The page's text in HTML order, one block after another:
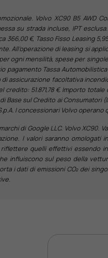
Volvo XC90 B5 AWD
su strada incluse, IPT
€, Tasso Fisso Leasing
All’operazione di leasing si
ogni mensilità, spese per
pagamento Tassa
assicurazione facoltativa
credito: 51.871,78 €. Importo
Base sul Credito ai Consumatori
I concessionari Volvo
di Google LLC. Volvo XC90.
I valori saranno omologati
riflettere quelli effettivi
influiscono sul peso della
i dati di emissioni CO₂ dei